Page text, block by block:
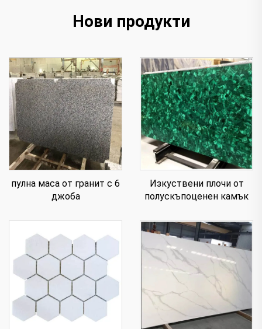
Нови продукти
пулна маса от гранит с 6
джоба
Изкуствени плочи от
полускъпоценен камък